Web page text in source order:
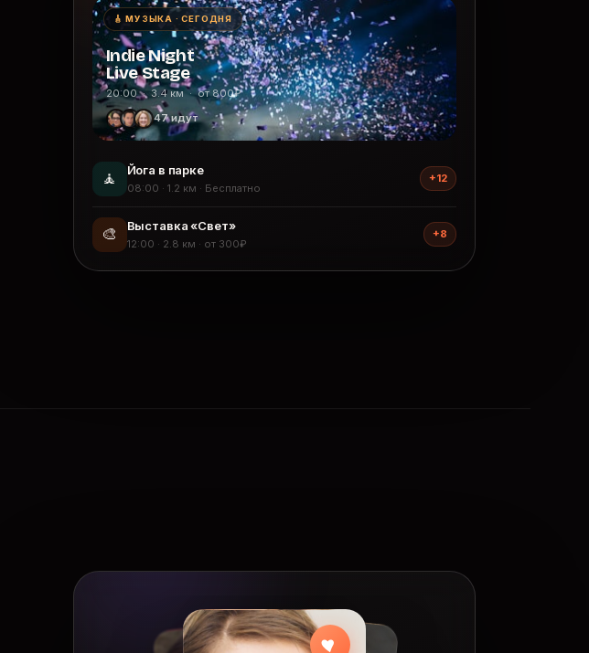
🎸 МУЗЫКА · СЕГОДНЯ
Indie Night
Live Stage
20:00 · 3.4 км · от 800₽
47 идут
🧘 Йога в парке
08:00 · 1.2 км · Бесплатно
+12
🎨 Выставка «Свет»
12:00 · 2.8 км · от 300₽
+8